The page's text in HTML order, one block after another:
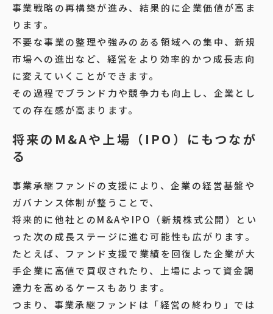
事業戦略の再構築が進み、結果的に企業価値が高ま
ります。
不要な事業の整理や強みのある領域への集中、新規
市場への進出など、経営をより効率的かつ成長志向
に変えていくことができます。
その過程でブランド力や競争力も向上し、企業とし
ての存在感が高まります。
将来のM&Aや上場（IPO）にもつなが
る
事業承継ファンドの支援により、企業の経営基盤や
ガバナンス体制が整うことで、
将来的に他社とのM&AやIPO（新規株式公開）とい
った次の成長ステージに進む可能性も広がります。
たとえば、ファンド支援で業績を回復した企業が大
手企業に高値で買収されたり、上場によって資金調
達力を高めるケースもあります。
つまり、事業承継ファンドは「経営の終わり」では